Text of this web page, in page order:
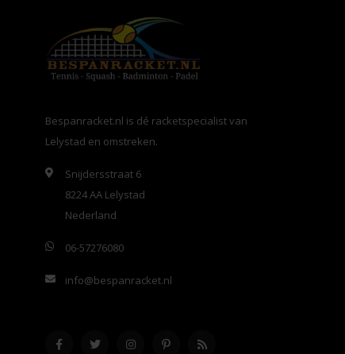
Bespanracket.nl is dé racketspecialist van
Lelystad en omstreken.
Snijdersstraat 6
8224 AA Lelystad
Nederland
06-57276080
info@bespanracket.nl